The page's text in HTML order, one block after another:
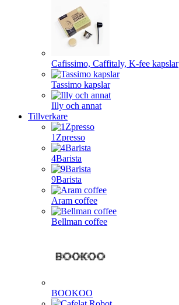
Cafissimo, Caffitaly, K-fee kapslar
Tassimo kapslar
Illy och annat
Tillverkare
1Zpresso
4Barista
9Barista
Aram coffee
Bellman coffee
BOOKOO